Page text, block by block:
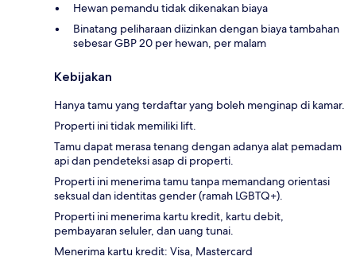
Hewan pemandu tidak dikenakan biaya
Binatang peliharaan diizinkan dengan biaya tambahan
sebesar GBP 20 per hewan, per malam
Kebijakan
Hanya tamu yang terdaftar yang boleh menginap di kamar.
Properti ini tidak memiliki lift.
Tamu dapat merasa tenang dengan adanya alat pemadam
api dan pendeteksi asap di properti.
Properti ini menerima tamu tanpa memandang orientasi
seksual dan identitas gender (ramah LGBTQ+).
Properti ini menerima kartu kredit, kartu debit,
pembayaran seluler, dan uang tunai.
Menerima kartu kredit: Visa, Mastercard